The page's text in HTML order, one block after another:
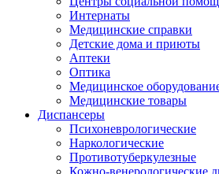
Интернаты
Медицинские справки
Детские дома и приюты
Аптеки
Оптика
Медицинское
Медицинские товары
Диспансеры
Психоневрологические
Наркологические
Противотуберкулезные
Кожно-венерологические